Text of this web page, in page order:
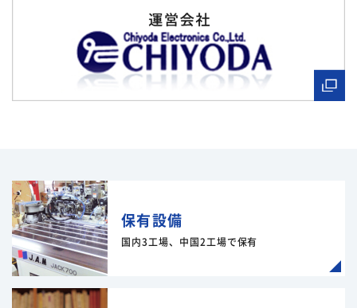
保有設備
国内3工場、中国2工場で保有